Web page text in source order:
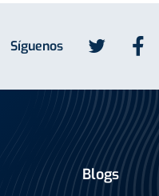
Síguenos
Blogs